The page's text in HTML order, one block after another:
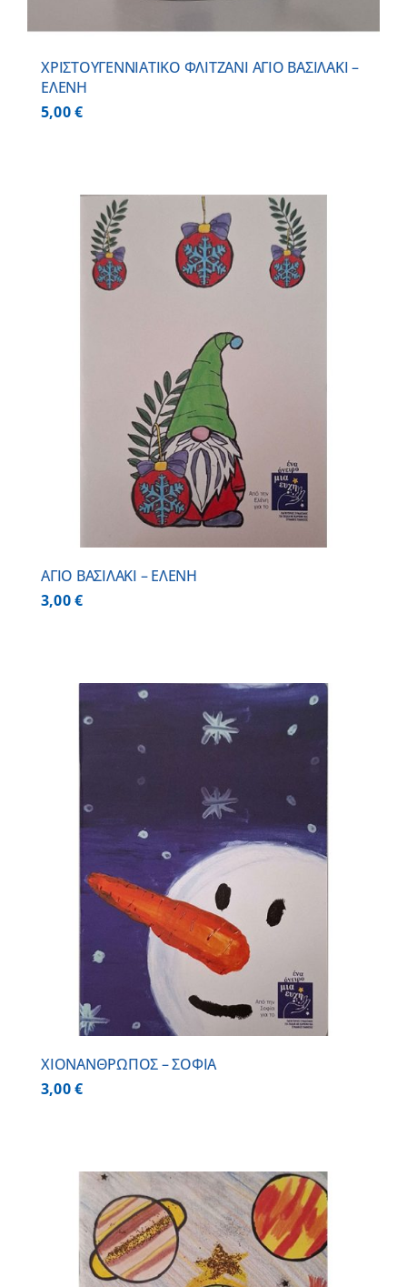
ΧΡΙΣΤΟΥΓΕΝΝΙΑΤΙΚΟ ΦΛΙΤΖΑΝΙ ΑΓΙΟ ΒΑΣΙΛΑΚΙ –
ΕΛΕΝΗ
5,00€
ΑΓΙΟ ΒΑΣΙΛΑΚΙ – ΕΛΕΝΗ
3,00€
ΧΙΟΝΑΝΘΡΩΠΟΣ – ΣΟΦΙΑ
3,00€